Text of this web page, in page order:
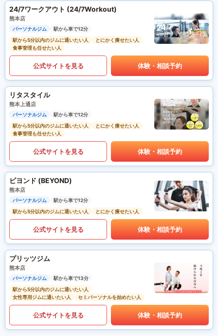
24/7ワークアウト (24/7Workout)
熊本店
パーソナルジム
駅から車で12分
駅から5分以内のジムに通いたい人
とにかく痩せたい人
食事管理も任せたい人
公式サイトを見る 体験・相談予約
リタスタイル
熊本上通店
パーソナルジム
駅から車で12分
駅から5分以内のジムに通いたい人
とにかく痩せたい人
食事管理も任せたい人
公式サイトを見る 体験・相談予約
ビヨンド (BEYOND)
熊本店
パーソナルジム
駅から車で12分
駅から5分以内のジムに通いたい人
とにかく痩せたい人
公式サイトを見る 体験・相談予約
プリッツジム
熊本店
パーソナルジム
駅から車で13分
駅から5分以内のジムに通いたい人
女性専用ジムに通いたい人
セミパーソナルを始めたい人
公式サイトを見る 体験・相談予約